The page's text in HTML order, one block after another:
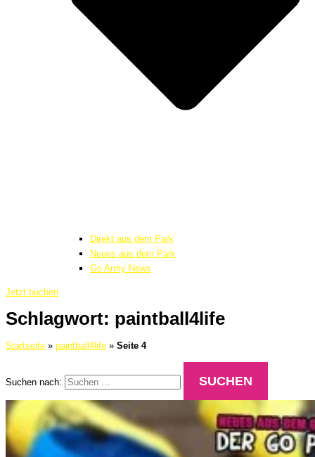
Direkt aus dem Park
Neues aus dem Park
Go Army News
Jetzt buchen
Schlagwort: paintball4life
Startseite » paintball4life » Seite 4
Suchen nach: